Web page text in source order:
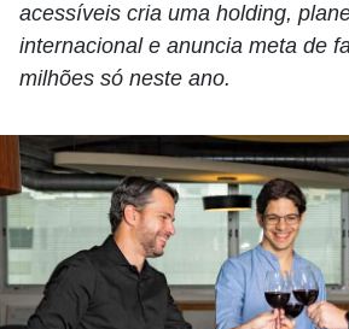
acessíveis cria uma holding,
internacional e anuncia meta de
milhões só neste ano.